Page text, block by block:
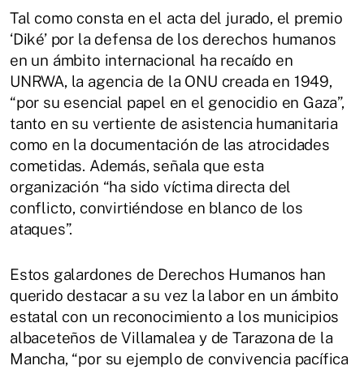
Tal como consta en el acta del jurado, el premio
‘Diké’ por la defensa de los derechos humanos
en un ámbito internacional ha recaído en
UNRWA, la agencia de la ONU creada en 1949,
“por su esencial papel en el genocidio en Gaza”,
tanto en su vertiente de asistencia humanitaria
como en la documentación de las atrocidades
cometidas. Además, señala que esta
organización “ha sido víctima directa del
conflicto, convirtiéndose en blanco de los
ataques”.
Estos galardones de Derechos Humanos han
querido destacar a su vez la labor en un ámbito
estatal con un reconocimiento a los municipios
albaceteños de Villamalea y de Tarazona de la
Mancha, “por su ejemplo de convivencia pacífica